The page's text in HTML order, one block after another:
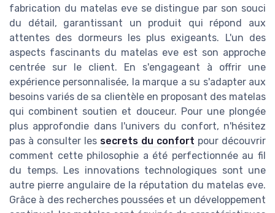
fabrication du matelas eve se distingue par son souci
du détail, garantissant un produit qui répond aux
attentes des dormeurs les plus exigeants. L'un des
aspects fascinants du matelas eve est son approche
centrée sur le client. En s'engageant à offrir une
expérience personnalisée, la marque a su s'adapter aux
besoins variés de sa clientèle en proposant des matelas
qui combinent soutien et douceur. Pour une plongée
plus approfondie dans l'univers du confort, n'hésitez
pas à consulter les secrets du confort pour découvrir
comment cette philosophie a été perfectionnée au fil
du temps. Les innovations technologiques sont une
autre pierre angulaire de la réputation du matelas eve.
Grâce à des recherches poussées et un développement